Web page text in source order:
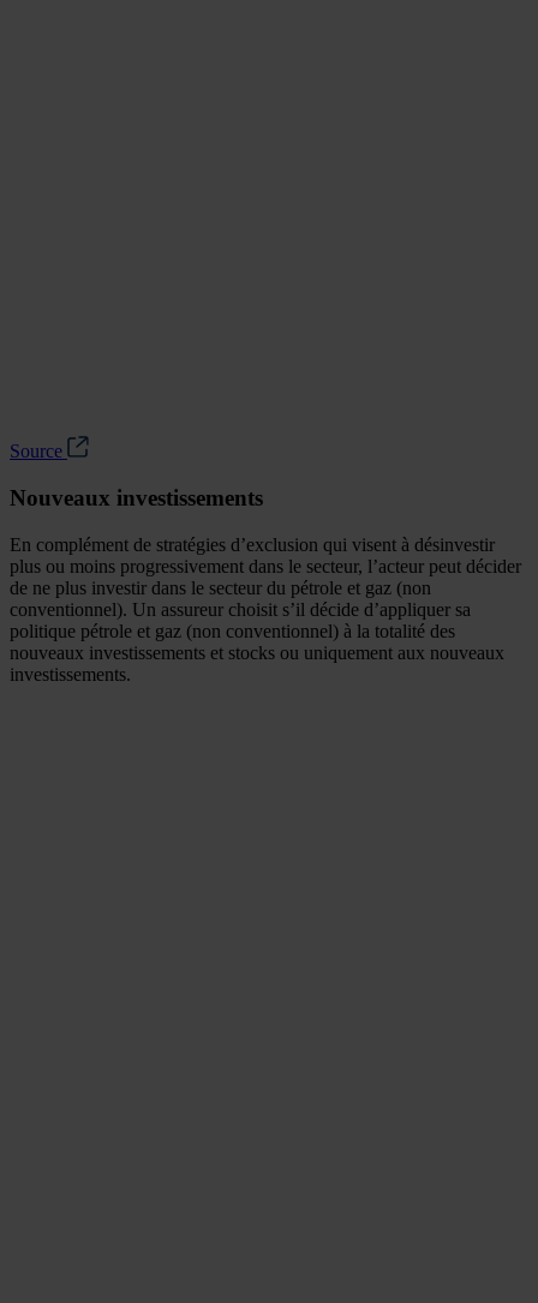
Source
Nouveaux investissements
En complément de stratégies d’exclusion qui visent à désinvestir
plus ou moins progressivement dans le secteur, l’acteur peut décider
de ne plus investir dans le secteur du pétrole et gaz (non
conventionnel). Un assureur choisit s’il décide d’appliquer sa
politique pétrole et gaz (non conventionnel) à la totalité des
nouveaux investissements et stocks ou uniquement aux nouveaux
investissements.